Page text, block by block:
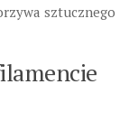
sztucznego